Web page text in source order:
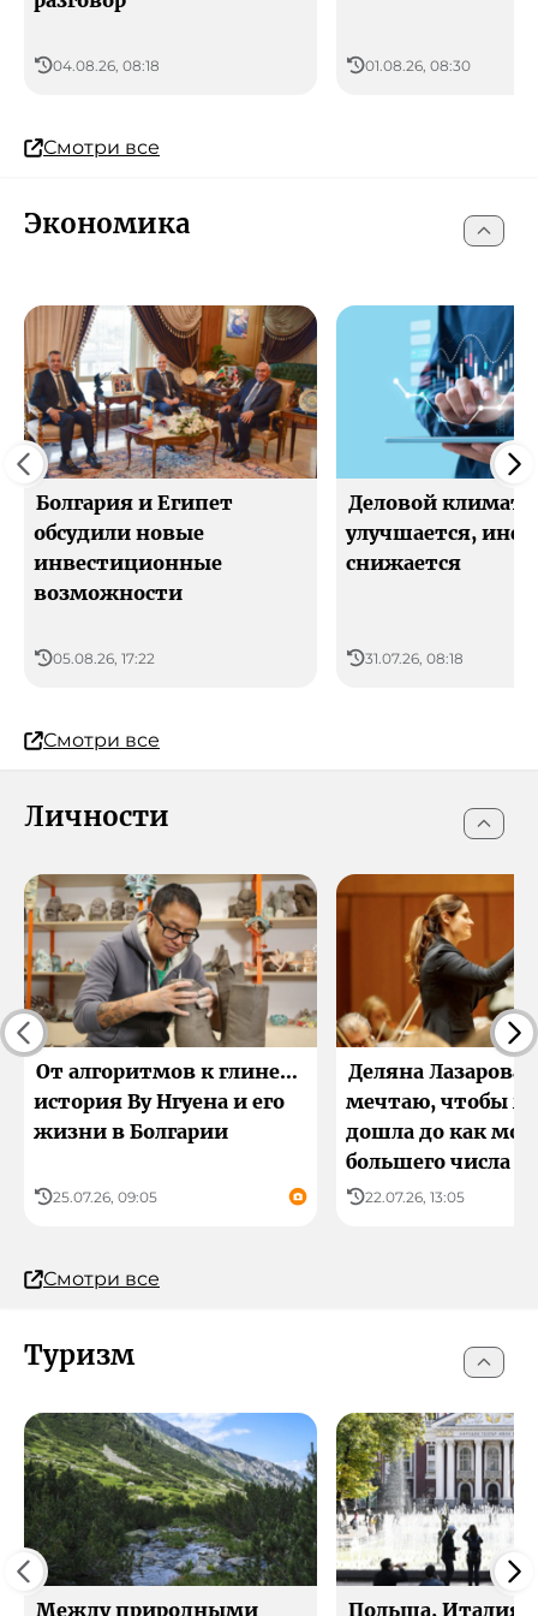
04.08.26, 08:18 01.08.26, 08:30
Смотри все
Экономика
Болгария и Египет
обсудили новые
инвестиционные
возможности
05.08.26, 17:22
Деловой климат
улучшается,
снижается
31.07.26, 08:18
Смотри все
Личности
От алгоритмов к глине…
история Ву Нгуена и его
жизни в Болгарии
25.07.26, 09:05
Деляна Лазарова:
мечтаю, чтобы
дошла до как
большего числа
22.07.26, 13:05
Смотри все
Туризм
Между природными Польша, Италия